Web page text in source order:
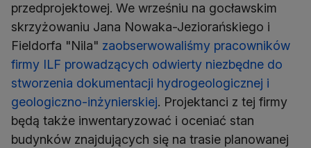
przedprojektowej. We wrześniu na gocławskim
skrzyżowaniu Jana Nowaka-Jeziorańskiego i
Fieldorfa "Nila" zaobserwowaliśmy pracowników
firmy ILF prowadzących odwierty niezbędne do
stworzenia dokumentacji hydrogeologicznej i
geologiczno-inżynierskiej. Projektanci z tej firmy
będą także inwentaryzować i oceniać stan
budynków znajdujących się na trasie planowanej